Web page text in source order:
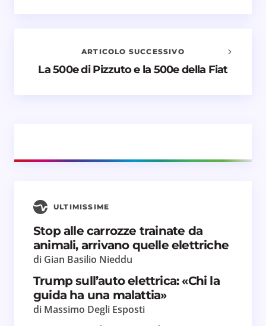
Salva il mio nome e email in questo browser
per il prossimo commento.
Invia commento
ARTICOLO SUCCESSIVO
La 500e di Pizzuto e la 500e della Fiat
ULTIMISSIME
Stop alle carrozze trainate da
animali, arrivano quelle elettriche
di Gian Basilio Nieddu
Trump sull’auto elettrica: «Chi la
guida ha una malattia»
di Massimo Degli Esposti